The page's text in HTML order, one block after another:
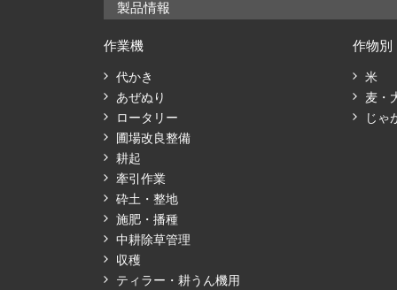
製品情報
作業機
代かき
あぜぬり
ロータリー
圃場改良整備
耕起
牽引作業
砕土・整地
施肥・播種
中耕除草管理
収穫
ティラー・耕うん機用
作物別
米
麦・
じゃ